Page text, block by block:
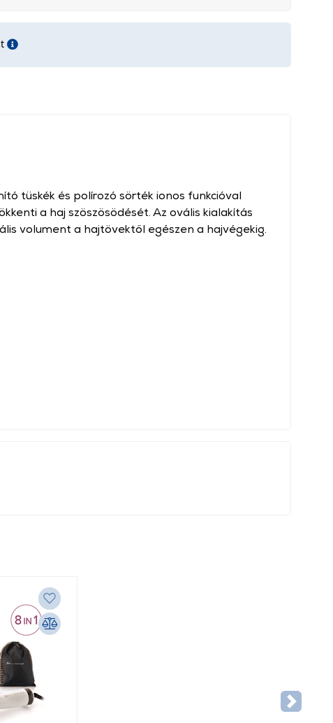
tüskék és polírozó sörték ionos funkcióval
a haj szöszösödését. Az ovális kialakítás
volument a hajtövektől egészen a hajvégekig.